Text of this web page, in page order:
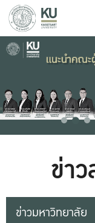
ข่า
ข่าวมหาวิทยาลัย